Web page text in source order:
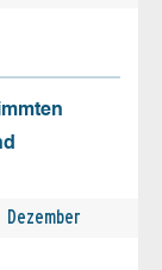
Dezember